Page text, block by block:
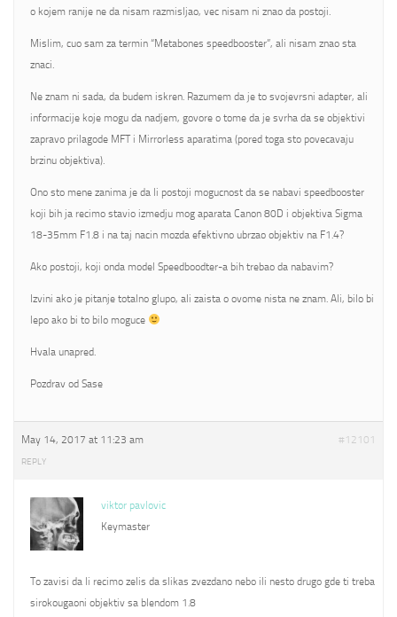
o kojem ranije ne da nisam razmisljao, vec nisam ni znao da postoji.
Mislim, cuo sam za termin “Metabones speedbooster”, ali nisam znao sta
znaci.
Ne znam ni sada, da budem iskren. Razumem da je to svojevrsni adapter, ali
informacije koje mogu da nadjem, govore o tome da je svrha da se objektivi
zapravo prilagode MFT i Mirrorless aparatima (pored toga sto povecavaju
brzinu objektiva).
Ono sto mene zanima je da li postoji mogucnost da se nabavi speedbooster
koji bih ja recimo stavio izmedju mog aparata Canon 80D i objektiva Sigma
18-35mm F1.8 i na taj nacin mozda efektivno ubrzao objektiv na F1.4?
Ako postoji, koji onda model Speedboodter-a bih trebao da nabavim?
Izvini ako je pitanje totalno glupo, ali zaista o ovome nista ne znam. Ali, bilo bi
lepo ako bi to bilo moguce
Hvala unapred.
Pozdrav od Sase
May 14, 2017 at 11:23 am #12101
REPLY
viktor pavlovic
Keymaster
To zavisi da li recimo zelis da slikas zvezdano nebo ili nesto drugo gde ti treba
sirokougaoni objektiv sa blendom 1.8